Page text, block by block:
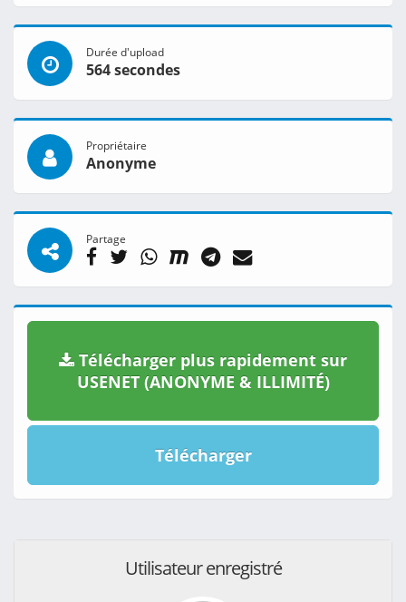
Durée d'upload
564 secondes
Propriétaire
Anonyme
Partage
Télécharger plus rapidement sur
USENET (ANONYME & ILLIMITÉ)
Télécharger
Utilisateur enregistré